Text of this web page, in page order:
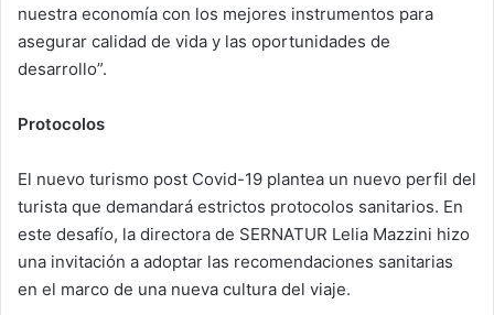
nuestra economía con los mejores instrumentos para
asegurar calidad de vida y las oportunidades de
desarrollo”.
Protocolos
El nuevo turismo post Covid-19 plantea un nuevo perfil del
turista que demandará estrictos protocolos sanitarios. En
este desafío, la directora de SERNATUR Lelia Mazzini hizo
una invitación a adoptar las recomendaciones sanitarias
en el marco de una nueva cultura del viaje.